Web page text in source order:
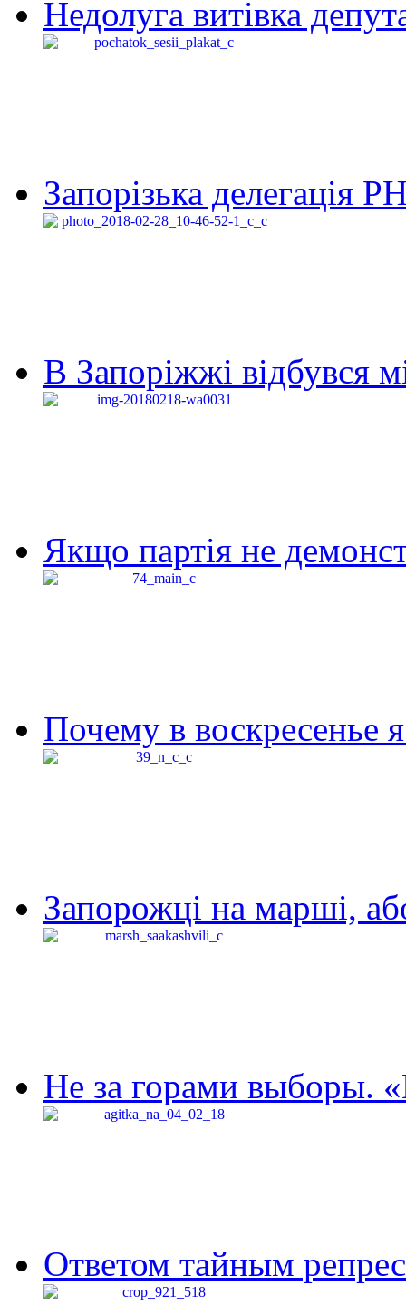
Недолуга витівка
Запорізька делегація
В Запоріжжі відбувся
Якщо партія не
Почему в воскресенье
Запорожці на марші,
Не за горами выборы.
Ответом тайным